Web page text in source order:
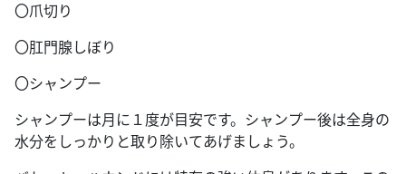
〇爪切り
〇肛門腺しぼり
〇シャンプー
シャンプーは月に１度が目安です。シャンプー後は全身の
水分をしっかりと取り除いてあげましょう。